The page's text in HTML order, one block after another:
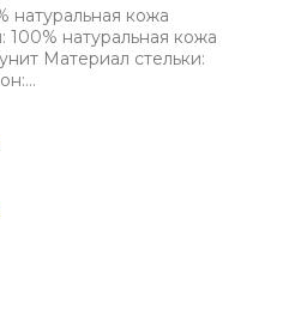
натуральная кожа
100% натуральная кожа
Материал стельки: